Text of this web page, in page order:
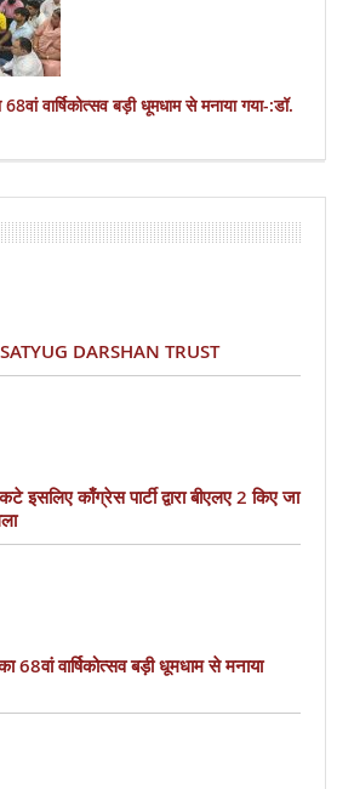
68वां वार्षिकोत्सव बड़ी धूमधाम से मनाया गया-:डॉ.
DARSHAN TRUST
इसलिए काँग्रेस पार्टी द्वारा बीएलए 2 किए जा
68वां वार्षिकोत्सव बड़ी धूमधाम से मनाया